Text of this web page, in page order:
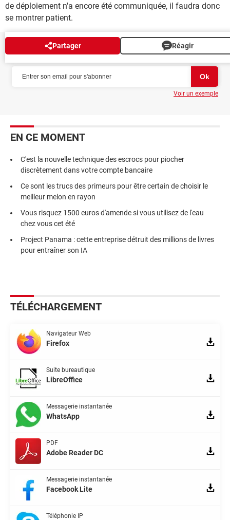
de déploiement n'a encore été communiquée, il faudra donc
se montrer patient.
Partager Réagir
NEWSLETTER
Voir un exemple
EN CE MOMENT
C'est la nouvelle technique des escrocs pour piocher
discrètement dans votre compte bancaire
Ce sont les trucs des primeurs pour être certain de choisir le
meilleur melon en rayon
Vous risquez 1500 euros d'amende si vous utilisez de l'eau
chez vous cet été
Project Panama : cette entreprise détruit des millions de livres
pour entraîner son IA
TÉLÉCHARGEMENT
Navigateur Web
Firefox
Suite bureautique
LibreOffice
Messagerie instantanée
WhatsApp
PDF
Adobe Reader DC
Messagerie instantanée
Facebook Lite
Téléphonie IP